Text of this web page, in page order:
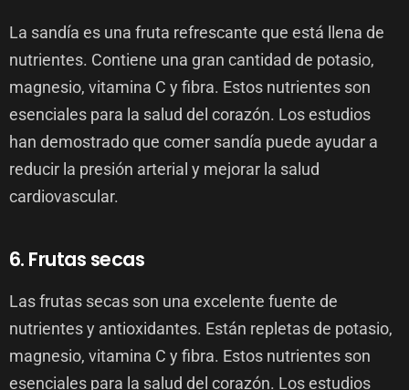
La sandía es una fruta refrescante que está llena de
nutrientes. Contiene una gran cantidad de potasio,
magnesio, vitamina C y fibra. Estos nutrientes son
esenciales para la salud del corazón. Los estudios
han demostrado que comer sandía puede ayudar a
reducir la presión arterial y mejorar la salud
cardiovascular.
6. Frutas secas
Las frutas secas son una excelente fuente de
nutrientes y antioxidantes. Están repletas de potasio,
magnesio, vitamina C y fibra. Estos nutrientes son
esenciales para la salud del corazón. Los estudios